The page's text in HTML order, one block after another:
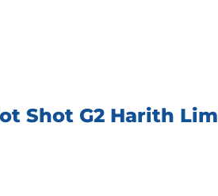
Shot G2 Harith Lim